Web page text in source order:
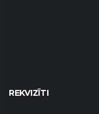
REKVIZĪTI